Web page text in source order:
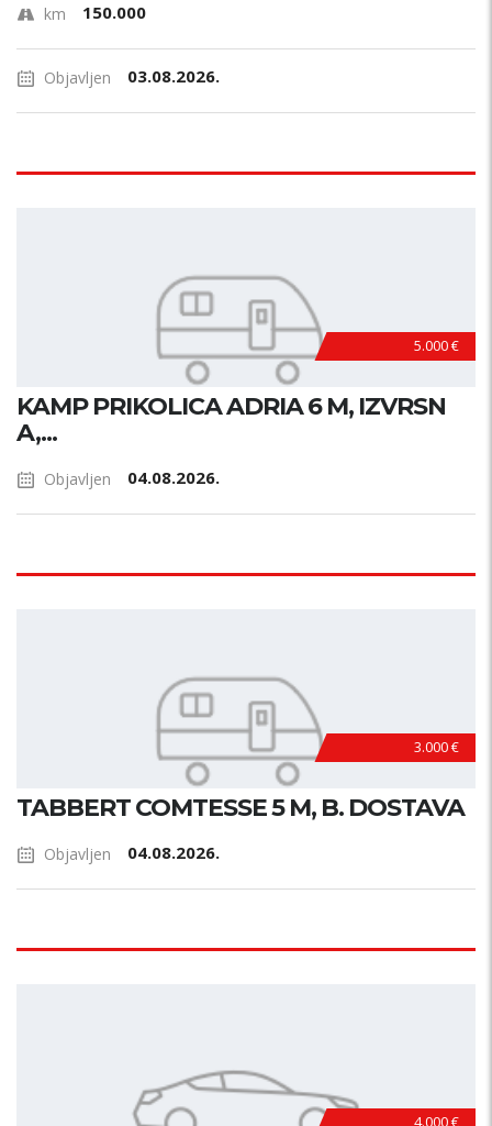
km 150.000
Objavljen 03.08.2026.
5.000 €
KAMP PRIKOLICA ADRIA 6 M, IZVRSN
A,...
Objavljen 04.08.2026.
3.000 €
TABBERT COMTESSE 5 M, B. DOSTAVA
Objavljen 04.08.2026.
4.000 €